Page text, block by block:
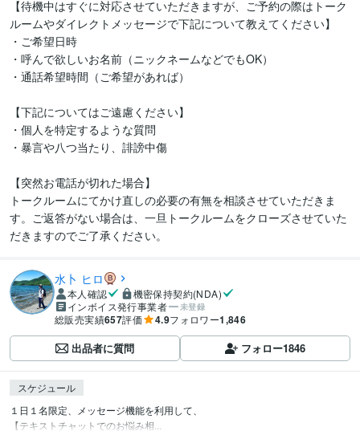
【待機中はすぐに対応させていただきますが、ご予約の際はトーク
ルームやダイレクトメッセージで下記について教えてください】
・ご希望日時
・呼んで欲しいお名前（ニックネームなどでもOK）
・通話希望時間（ご希望があれば）
【下記についてはご遠慮ください】
・個人を特定するような質問
・暴言や八つ当たり、誹謗中傷
【突然お電話が切れた場合】
トークルームにてかけ直しの必要の有無を相談させていただきま
す。ご返答がない場合は、一旦トークルームをクローズさせていた
だきますのでご了承ください。
水卜 ヒロ
本人確認
機密保持契約(NDA)
インボイス発行事業者
未登録
総販売実績657評価 4.9フォロワー1,846
出品者に質問 フォロー1846
スケジュール
１日１名限定、メッセージ機能を利用して、
【テキストチャットでのお悩み相...